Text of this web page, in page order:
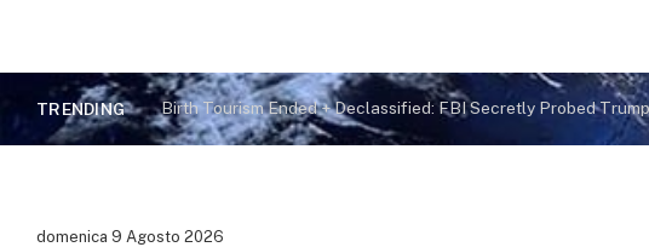
TRENDING
domenica 9 Agosto 2026